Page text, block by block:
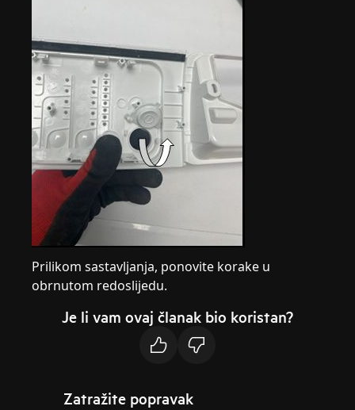
Prilikom sastavljanja, ponovite korake u
obrnutom redoslijedu.
Je li vam ovaj članak bio koristan?
Zatražite popravak